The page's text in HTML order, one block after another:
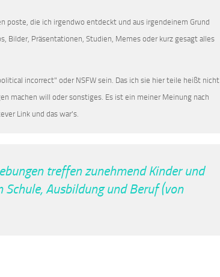
poste, die ich irgendwo entdeckt und aus irgendeinem Grund
Bilder, Präsentationen, Studien, Memes oder kurz gesagt alles
incorrect" oder NSFW sein. Das ich sie hier teile heißt nicht
machen will oder sonstiges. Es ist ein meiner Meinung nach
Link und das war's.
treffen zunehmend Kinder und
Ausbildung und Beruf (von